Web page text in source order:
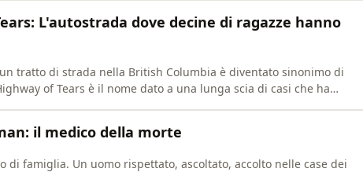
L'autostrada dove decine di ragazze hanno
tratto di strada nella British Columbia è diventato sinonimo di
of Tears è il nome dato a una lunga scia di casi che ha
il medico della morte
di famiglia. Un uomo rispettato, ascoltato, accolto nelle case dei